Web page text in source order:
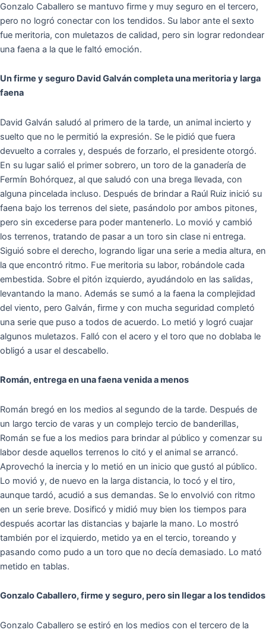
Gonzalo Caballero se mantuvo firme y muy seguro en el tercero,
pero no logró conectar con los tendidos. Su labor ante el sexto
fue meritoria, con muletazos de calidad, pero sin lograr redondear
una faena a la que le faltó emoción.
Un firme y seguro David Galván completa una meritoria y larga
faena
David Galván saludó al primero de la tarde, un animal incierto y
suelto que no le permitió la expresión. Se le pidió que fuera
devuelto a corrales y, después de forzarlo, el presidente otorgó.
En su lugar salió el primer sobrero, un toro de la ganadería de
Fermín Bohórquez, al que saludó con una brega llevada, con
alguna pincelada incluso. Después de brindar a Raúl Ruiz inició su
faena bajo los terrenos del siete, pasándolo por ambos pitones,
pero sin excederse para poder mantenerlo. Lo movió y cambió
los terrenos, tratando de pasar a un toro sin clase ni entrega.
Siguió sobre el derecho, logrando ligar una serie a media altura, en
la que encontró ritmo. Fue meritoria su labor, robándole cada
embestida. Sobre el pitón izquierdo, ayudándolo en las salidas,
levantando la mano. Además se sumó a la faena la complejidad
del viento, pero Galván, firme y con mucha seguridad completó
una serie que puso a todos de acuerdo. Lo metió y logró cuajar
algunos muletazos. Falló con el acero y el toro que no doblaba le
obligó a usar el descabello.
Román, entrega en una faena venida a menos
Román bregó en los medios al segundo de la tarde. Después de
un largo tercio de varas y un complejo tercio de banderillas,
Román se fue a los medios para brindar al público y comenzar su
labor desde aquellos terrenos lo citó y el animal se arrancó.
Aprovechó la inercia y lo metió en un inicio que gustó al público.
Lo movió y, de nuevo en la larga distancia, lo tocó y el tiro,
aunque tardó, acudió a sus demandas. Se lo envolvió con ritmo
en un serie breve. Dosificó y midió muy bien los tiempos para
después acortar las distancias y bajarle la mano. Lo mostró
también por el izquierdo, metido ya en el tercio, toreando y
pasando como pudo a un toro que no decía demasiado. Lo mató
metido en tablas.
Gonzalo Caballero, firme y seguro, pero sin llegar a los tendidos
Gonzalo Caballero se estiró en los medios con el tercero de la